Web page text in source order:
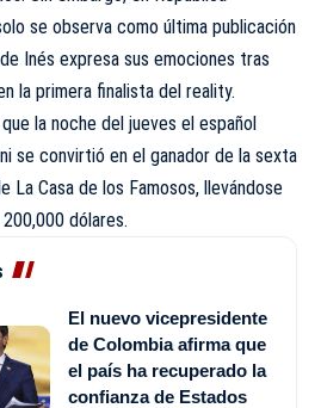
se observa como última publicación
Inés expresa sus emociones tras
la primera finalista del reality.
la noche del jueves el español
se convirtió en el ganador de la sexta
La Casa de los Famosos, llevándose
dólares.
El nuevo vicepresidente
de Colombia afirma que
el país ha recuperado la
confianza de Estados